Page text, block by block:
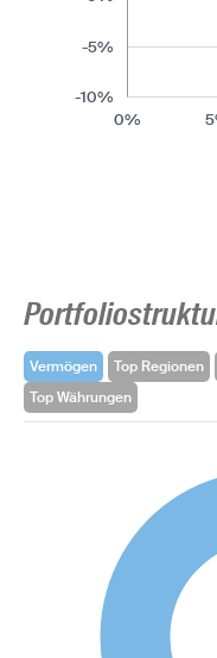
0%
-10%
-5%
Vermögen Top Regionen
Top Währungen